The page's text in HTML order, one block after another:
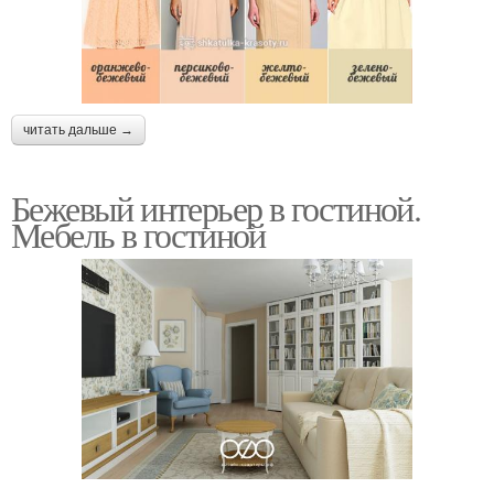
читать дальше →
Бежевый интерьер в гостиной.
Мебель в гостиной